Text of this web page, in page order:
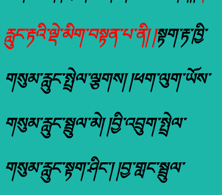
རླུང་རྟའི་ལྡེ་མིག་བསྟན་པ་ནི། །སྟག་རྟ་ཁྱི་
གསུམ་རླུང་སྤྲེལ་ལྕགས། །ཕག་ལུག་ཡོས་
གསུམ་རླུང་སྦྲུལ་མེ། །བྱི་འབྲུག་སྤྲེལ་
གསུམ་རླུང་སྟག་ཤིང་། །བྱ་གླང་སྦྲུལ་